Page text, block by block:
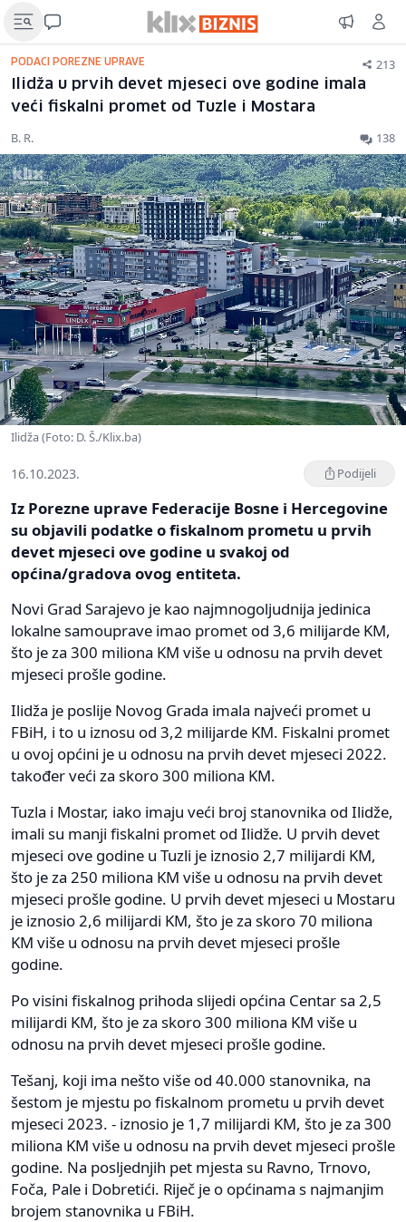
PODACI POREZNE UPRAVE 213
Ilidža u prvih devet mjeseci ove godine imala
veći fiskalni promet od Tuzle i Mostara
B. R. 138
Ilidža (Foto: D. Š./Klix.ba)
16.10.2023. Podijeli
Iz Porezne uprave Federacije Bosne i Hercegovine
su objavili podatke o fiskalnom prometu u prvih
devet mjeseci ove godine u svakoj od
općina/gradova ovog entiteta.
Novi Grad Sarajevo je kao najmnogoljudnija jedinica
lokalne samouprave imao promet od 3,6 milijarde KM,
što je za 300 miliona KM više u odnosu na prvih devet
mjeseci prošle godine.
Ilidža je poslije Novog Grada imala najveći promet u
FBiH, i to u iznosu od 3,2 milijarde KM. Fiskalni promet
u ovoj općini je u odnosu na prvih devet mjeseci 2022.
također veći za skoro 300 miliona KM.
Tuzla i Mostar, iako imaju veći broj stanovnika od Ilidže,
imali su manji fiskalni promet od Ilidže. U prvih devet
mjeseci ove godine u Tuzli je iznosio 2,7 milijardi KM,
što je za 250 miliona KM više u odnosu na prvih devet
mjeseci prošle godine. U prvih devet mjeseci u Mostaru
je iznosio 2,6 milijardi KM, što je za skoro 70 miliona
KM više u odnosu na prvih devet mjeseci prošle
godine.
Po visini fiskalnog prihoda slijedi općina Centar sa 2,5
milijardi KM, što je za skoro 300 miliona KM više u
odnosu na prvih devet mjeseci prošle godine.
Tešanj, koji ima nešto više od 40.000 stanovnika, na
šestom je mjestu po fiskalnom prometu u prvih devet
mjeseci 2023. - iznosio je 1,7 milijardi KM, što je za 300
miliona KM više u odnosu na prvih devet mjeseci prošle
godine. Na posljednjih pet mjesta su Ravno, Trnovo,
Foča, Pale i Dobretići. Riječ je o općinama s najmanjim
brojem stanovnika u FBiH.